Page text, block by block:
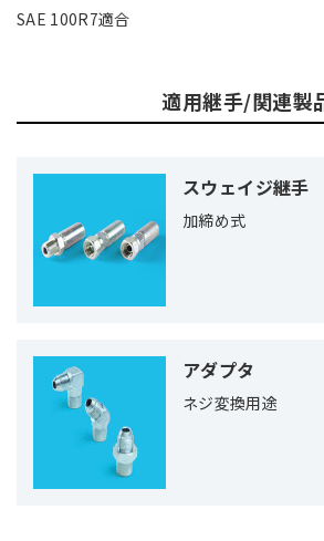
SAE 100R7適合
適用継手/関連製
スウェイジ継手
加締め式
アダプタ
ネジ変換用途